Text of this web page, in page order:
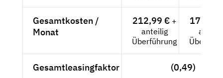
Gesamtkosten /
Monat
212,99 €+
anteilig
Überführung
178,98
Gesamtleasingfaktor (0,49)